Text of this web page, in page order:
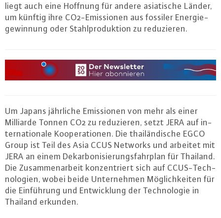
liegt auch eine Hoffnung für andere asia­ti­sche Länder,
um künftig ihre CO2-Emis­sio­nen aus fossiler En­er­gie­
ge­win­nung oder Stahl­pro­duk­ti­on zu re­du­zie­ren.
Um Japans jährliche Emis­sio­nen von mehr als einer
Milliarde Tonnen CO2 zu re­du­zie­ren, setzt JERA auf in­
ter­na­tio­na­le Ko­ope­ra­tio­nen. Die thai­län­di­sche EGCO
Group ist Teil des Asia CCUS Networks und arbeitet mit
JERA an einem Dekar­bo­ni­sie­rungs­fahr­plan für Thailand.
Die Zu­sam­men­ar­beit kon­zen­triert sich auf CCUS-Tech­
no­lo­gi­en, wobei beide Un­ter­neh­men Mög­lich­kei­ten für
die Ein­füh­rung und Ent­wick­lung der Tech­no­lo­gie in
Thailand erkunden.